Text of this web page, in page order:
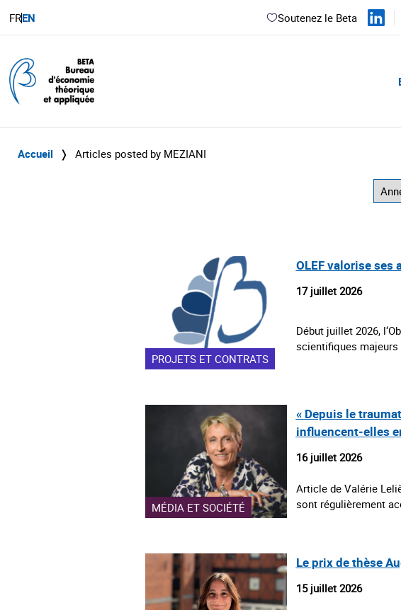
FREN Soutenez le Beta
Accueil ❭ Articles posted by MEZIANI
PROJETS ET CONTRATS
OLEF valorise ses
17 juillet 2026
Début juillet 2026,
scientifiques
MÉDIA ET SOCIÉTÉ
« Depuis le
influencent‑elles
16 juillet 2026
Article de Valérie
sont régulièrement
Le prix de thèse
15 juillet 2026